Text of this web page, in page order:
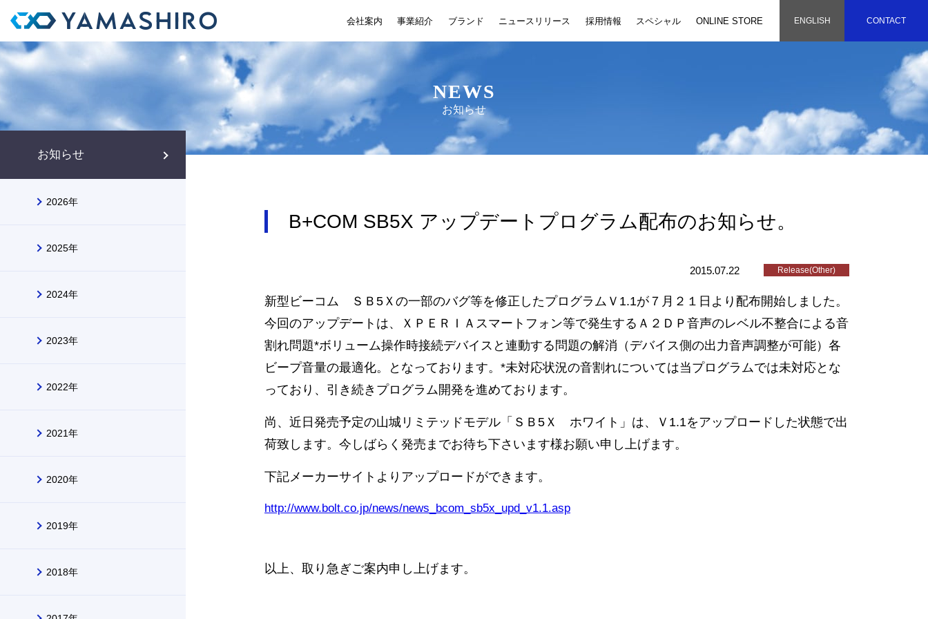
会社案内 事業紹介 ブランド ニュースリリース 採用情報 スペシャル ONLINE STORE ENGLISH CONTACT
NEWS
お知らせ
B+COM SB5X アップデートプログラム配布のお知らせ。
2015.07.22 Release(Other)
新型ビーコム ＳＢ5Ｘの一部のバグ等を修正したプログラムＶ1.1が７月２１日より配布開始しました。
今回のアップデートは、ＸＰＥＲＩＡスマートフォン等で発生するＡ２ＤＰ音声のレベル不整合による音
割れ問題*ボリューム操作時接続デバイスと連動する問題の解消（デバイス側の出力音声調整が可能）各
ビープ音量の最適化。となっております。*未対応状況の音割れについては当プログラムでは未対応とな
っており、引き続きプログラム開発を進めております。
尚、近日発売予定の山城リミテッドモデル「ＳＢ5Ｘ ホワイト」は、Ｖ1.1をアップロードした状態で出
荷致します。今しばらく発売までお待ち下さいます様お願い申し上げます。
下記メーカーサイトよりアップロードができます。
http://www.bolt.co.jp/news/news_bcom_sb5x_upd_v1.1.asp
以上、取り急ぎご案内申し上げます。
お知らせ
2026年
2025年
2024年
2023年
2022年
2021年
2020年
2019年
2018年